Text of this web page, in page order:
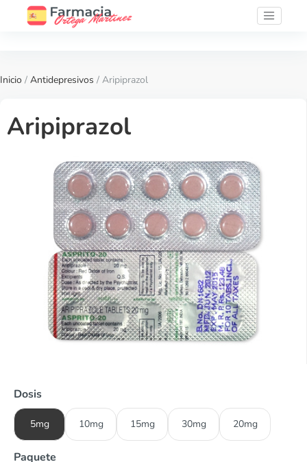
Inicio / Antidepresivos / Aripiprazol
Aripiprazol
Dosis
5mg 10mg 15mg 30mg 20mg
Paquete